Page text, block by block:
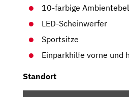
10-farbige
LED-Scheinwerfer
Sportsitze
Einparkhilfe vorne und
Standort